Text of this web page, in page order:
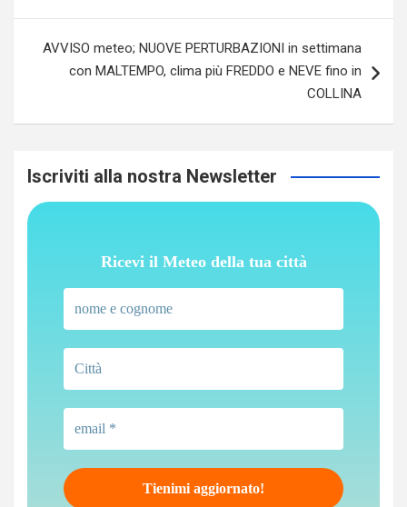
AVVISO meteo; NUOVE PERTURBAZIONI in settimana
con MALTEMPO, clima più FREDDO e NEVE fino in
COLLINA
Iscriviti alla nostra Newsletter
Ricevi il Meteo della tua città